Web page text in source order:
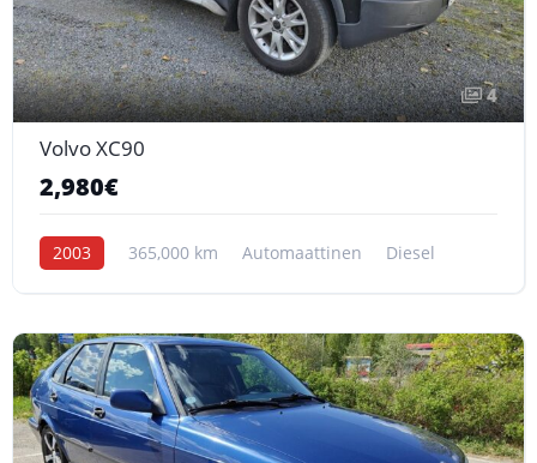
4
Volvo XC90
2,980€
2003 365,000 km Automaattinen Diesel